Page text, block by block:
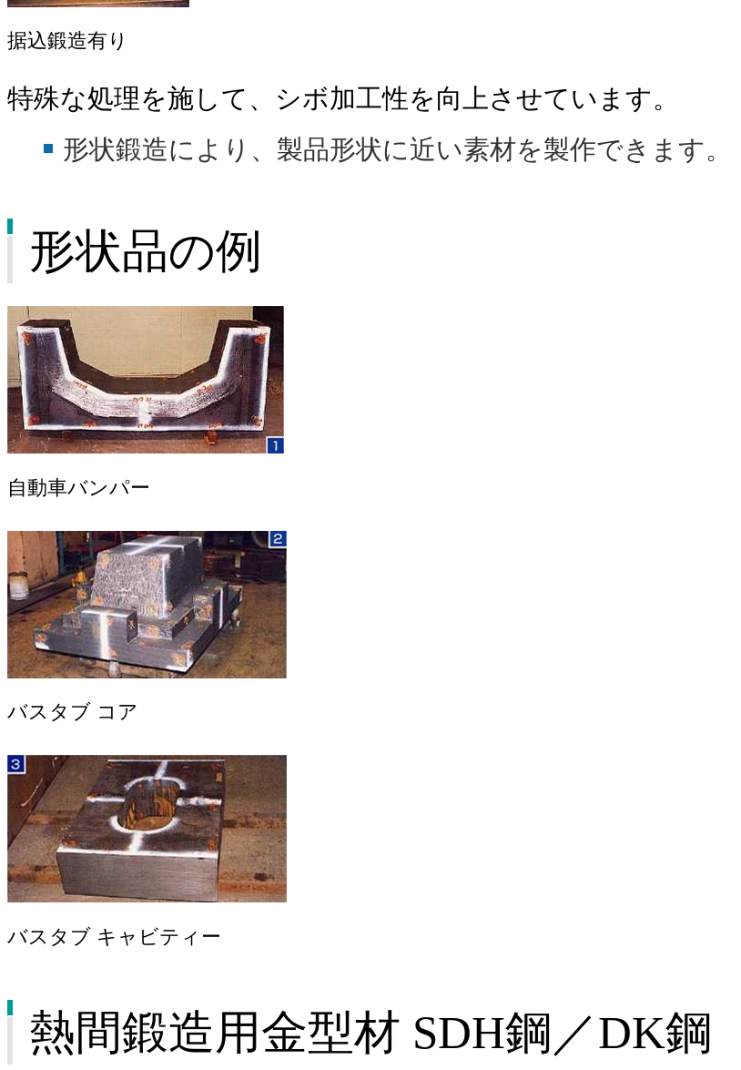
据込鍛造有り
特殊な処理を施して、シボ加工性を向上させています。
形状鍛造により、製品形状に近い素材を製作できます。
形状品の例
自動車バンパー
バスタブ コア
バスタブ キャビティー
熱間鍛造用金型材 SDH鋼／DK鋼